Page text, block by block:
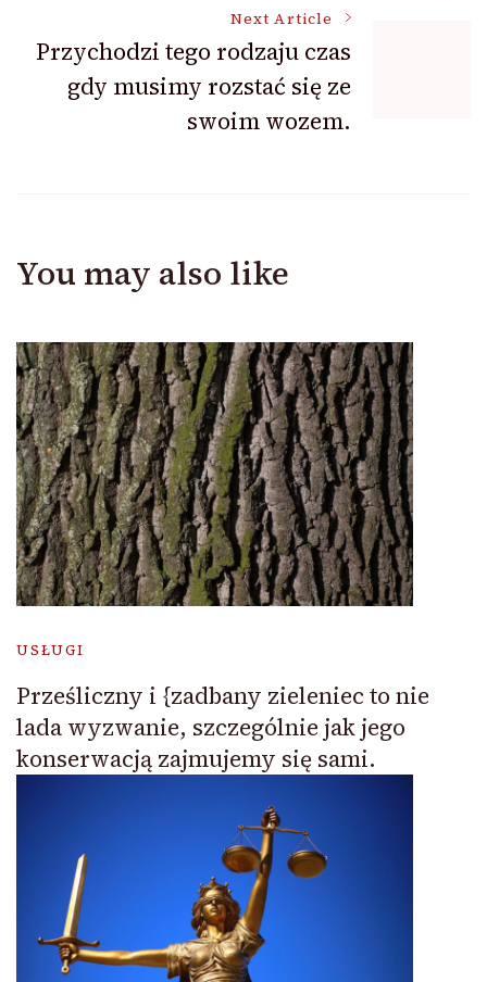
Next Article
Przychodzi tego rodzaju czas
gdy musimy rozstać się ze
swoim wozem.
You may also like
USŁUGI
Prześliczny i {zadbany zieleniec to nie
lada wyzwanie, szczególnie jak jego
konserwacją zajmujemy się sami.